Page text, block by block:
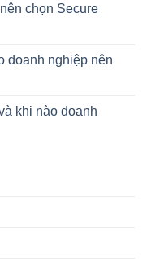
chọn Secure
doanh nghiệp nên
khi nào doanh